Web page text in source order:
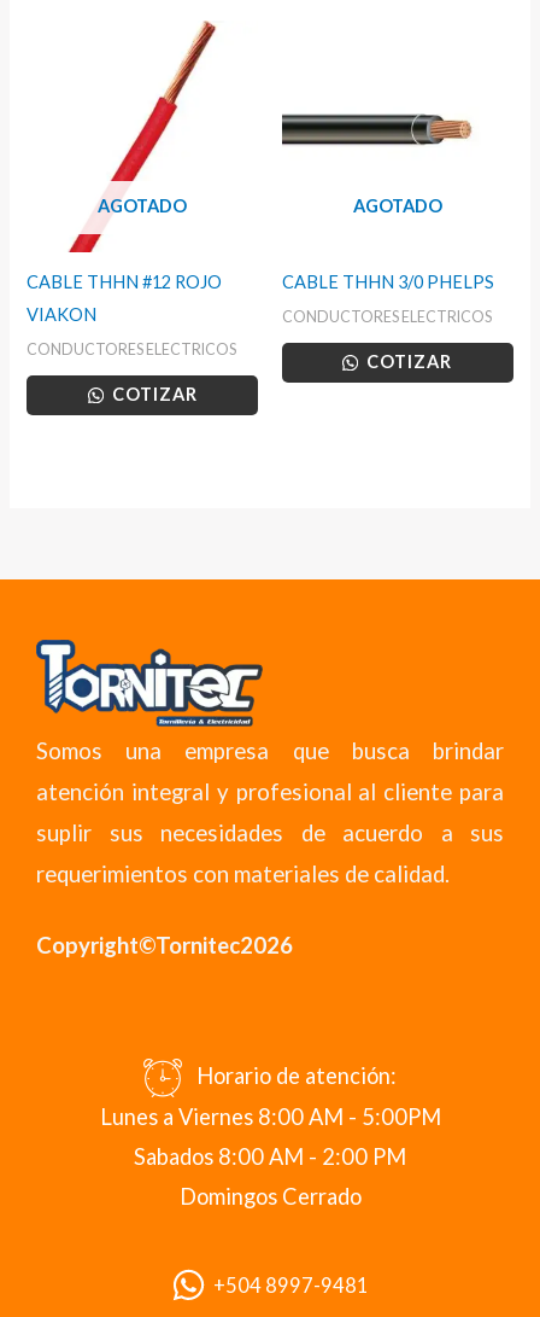
AGOTADO
CABLE THHN #12 ROJO
VIAKON
CONDUCTORES ELECTRICOS
COTIZAR
AGOTADO
CABLE THHN 3/0 PHELPS
CONDUCTORES ELECTRICOS
COTIZAR
Somos una empresa que busca brindar
atención integral y profesional al cliente para
suplir sus necesidades de acuerdo a sus
requerimientos con materiales de calidad.
Copyright©Tornitec2026
Horario de atención:
Lunes a Viernes 8:00 AM - 5:00PM
Sabados 8:00 AM - 2:00 PM
Domingos Cerrado
+504 8997-9481